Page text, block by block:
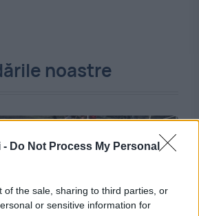
- Do Not Process My Personal
of the sale, sharing to third parties, or
or sensitive information for
noastre